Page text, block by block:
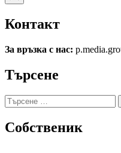
Контакт
За връзка с нас:
Търсене
Търсене
за:
Собственик